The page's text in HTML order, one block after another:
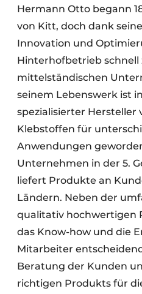
Hermann Otto begann
von Kitt, doch dank
Innovation und
Hinterhofbetrieb schnell
mittelständischen
seinem Lebenswerk ist
spezialisierter Hersteller
Klebstoffen für
Anwendungen
Unternehmen in der 5.
liefert Produkte an
Ländern. Neben der
qualitativ hochwertigen
das Know-how und die
Mitarbeiter
Beratung der Kunden
richtigen Produkts für